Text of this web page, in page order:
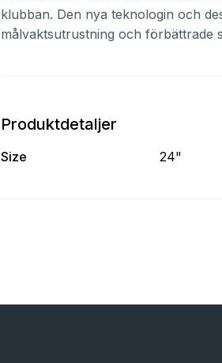
klubban. Den nya teknologin och
målvaktsutrustning och förbättrade
Produktdetaljer
Size 24"